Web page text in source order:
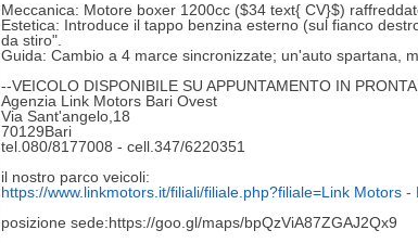
Meccanica: Motore boxer 1200cc ($34 text{ CV}$)
Estetica: Introduce il tappo benzina esterno (sul fianco
da stiro".
Guida: Cambio a 4 marce sincronizzate; un'auto spartana,
--VEICOLO DISPONIBILE SU APPUNTAMENTO IN
Agenzia Link Motors Bari Ovest
Via Sant'angelo,18
70129Bari
tel.080/8177008 - cell.347/6220351
il nostro parco veicoli:
https://www.linkmotors.it/filiali/filiale.php?filiale=Link Motors -
posizione sede:https://goo.gl/maps/bpQzViA87ZGAJ2Qx9